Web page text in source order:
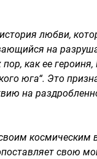
любви,
на
как ее
юга“. Это
на
космическим
свою